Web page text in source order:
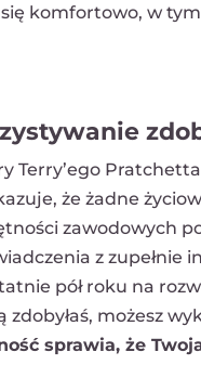
komfortowo, w
Terry’ego
że żadne
zawodowych
z zupełnie
pół roku na
zdobyłaś, możesz
sprawia, że